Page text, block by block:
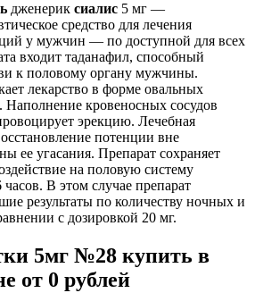
дженерик сиалис 5 мг —
средство для лечения
у мужчин — по доступной для всех
входит таданафил, способный
к половому органу мужчины.
лекарство в форме овальных
Наполнение кровеносных сосудов
эрекцию. Лечебная
потенции вне
ее угасания. Препарат сохраняет
на половую систему
В этом случае препарат
результаты по количеству ночных и
с дозировкой 20 мг.
5мг №28 купить в
от 0 рублей